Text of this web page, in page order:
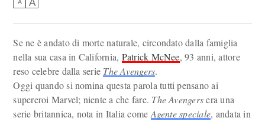
Se ne è andato di morte naturale, circondato dalla famiglia
nella sua casa in California, Patrick McNee, 93 anni, attore
reso celebre dalla serie The Avengers.
Oggi quando si nomina questa parola tutti pensano ai
supereroi Marvel; niente a che fare. The Avengersera una
serie britannica, nota in Italia come Agente speciale, andata in